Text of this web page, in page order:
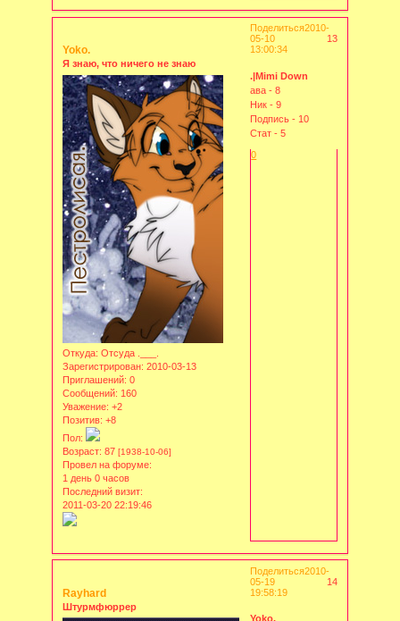
Поделиться
13
2010-
05-10
13:00:34
Yoko.
Я знаю, что ничего не знаю
Откуда: Отсуда .___.
Зарегистрирован: 2010-03-13
Приглашений: 0
Сообщений: 160
Уважение: +2
Позитив: +8
Пол:
Возраст: 87[1938-10-06]
Провел на форуме:
1 день 0 часов
Последний визит:
2011-03-20 22:19:46
.|Mimi Down
ава - 8
Ник - 9
Подпись - 10
Стат - 5
0
Поделиться
14
2010-
05-19
19:58:19
Rayhard
Штурмфюррер
Yoko.